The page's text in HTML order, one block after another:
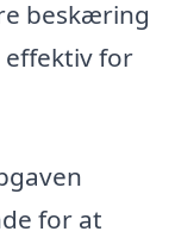
beskæring
effektiv for
for at